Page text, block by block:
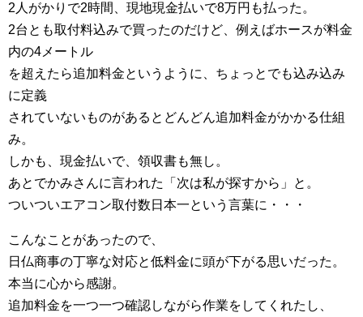
2人がかりで2時間、現地現金払いで8万円も払った。
2台とも取付料込みで買ったのだけど、例えばホースが料金
内の4メートル
を超えたら追加料金というように、ちょっとでも込み込み
に定義
されていないものがあるとどんどん追加料金がかかる仕組
み。
しかも、現金払いで、領収書も無し。
あとでかみさんに言われた「次は私が探すから」と。
ついついエアコン取付数日本一という言葉に・・・
こんなことがあったので、
日仏商事の丁寧な対応と低料金に頭が下がる思いだった。
本当に心から感謝。
追加料金を一つ一つ確認しながら作業をしてくれたし、